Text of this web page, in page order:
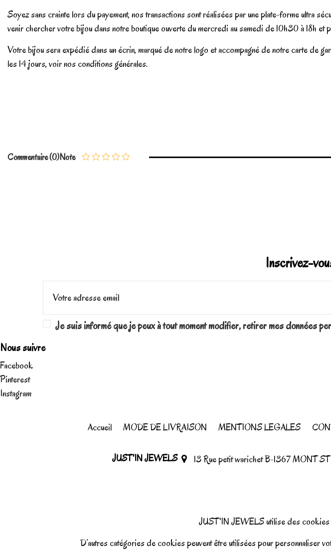
Soyez sans crainte lors du payement, nos transactions sont réalisées par une plate-forme ultra
venir chercher votre bijou dans notre boutique ouverte du mercredi au samedi de 10h30 à 18h et
Votre bijou sera expédié dans un écrin, marqué de notre logo et accompagné de notre carte de
les 14 jours, voir nos conditions générales.
Note
Commentaire (0)
Inscrivez-
Je suis informé que je peux à tout moment modifier, retirer mes
Nous suivre
Facebook
Pinterest
Instagram
Accueil MODE DE LIVRAISON MENTIONS LEGALES
JUST'IN JEWELS 13 Rue petit warichet B-1367 MONT
JUST'IN JEWELS utilise des cookies
D’autres catégories de cookies peuvent être utilisées pour personnaliser